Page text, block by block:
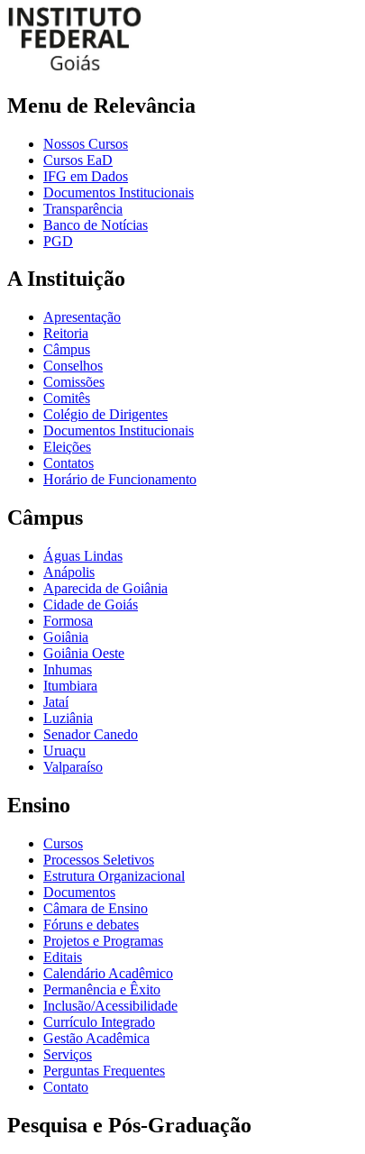
Menu de Relevância
Nossos Cursos
Cursos EaD
IFG em Dados
Documentos Institucionais
Transparência
Banco de Notícias
PGD
A Instituição
Apresentação
Reitoria
Câmpus
Conselhos
Comissões
Comitês
Colégio de Dirigentes
Documentos Institucionais
Eleições
Contatos
Horário de Funcionamento
Câmpus
Águas Lindas
Anápolis
Aparecida de Goiânia
Cidade de Goiás
Formosa
Goiânia
Goiânia Oeste
Inhumas
Itumbiara
Jataí
Luziânia
Senador Canedo
Uruaçu
Valparaíso
Ensino
Cursos
Processos Seletivos
Estrutura Organizacional
Documentos
Câmara de Ensino
Fóruns e debates
Projetos e Programas
Editais
Calendário Acadêmico
Permanência e Êxito
Inclusão/Acessibilidade
Currículo Integrado
Gestão Acadêmica
Serviços
Perguntas Frequentes
Contato
Pesquisa e Pós-Graduação